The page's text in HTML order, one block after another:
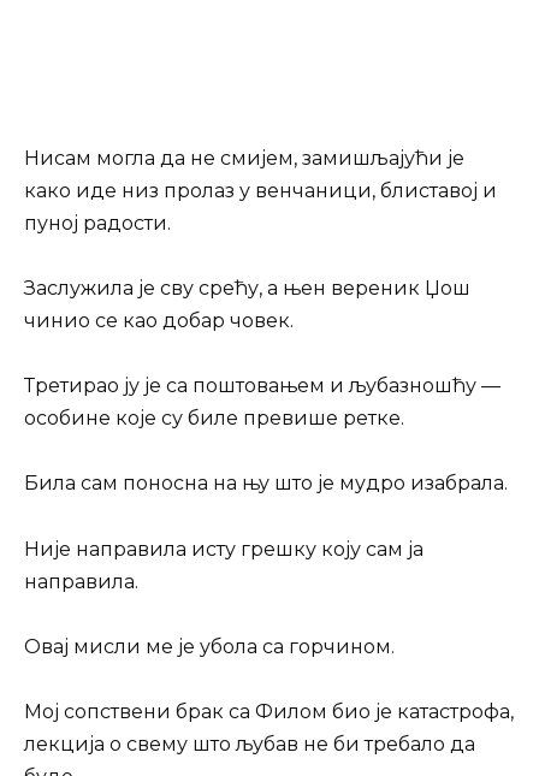
Нисам могла да не смијем, замишљајући је
како иде низ пролаз у венчаници, блиставој и
пуној радости.
Заслужила је сву срећу, а њен вереник Џош
чинио се као добар човек.
Третирао ју је са поштовањем и љубазношћу —
особине које су биле превише ретке.
Била сам поносна на њу што је мудро изабрала.
Није направила исту грешку коју сам ја
направила.
Овај мисли ме је убола са горчином.
Мој сопствени брак са Филом био је катастрофа,
лекција о свему што љубав не би требало да